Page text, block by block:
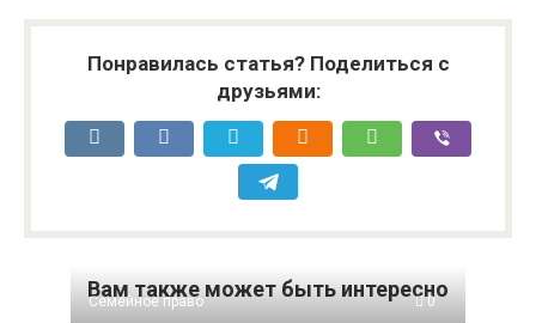
Понравилась статья? Поделиться с
друзьями:
Вам также может быть интересно
Семейное право 0